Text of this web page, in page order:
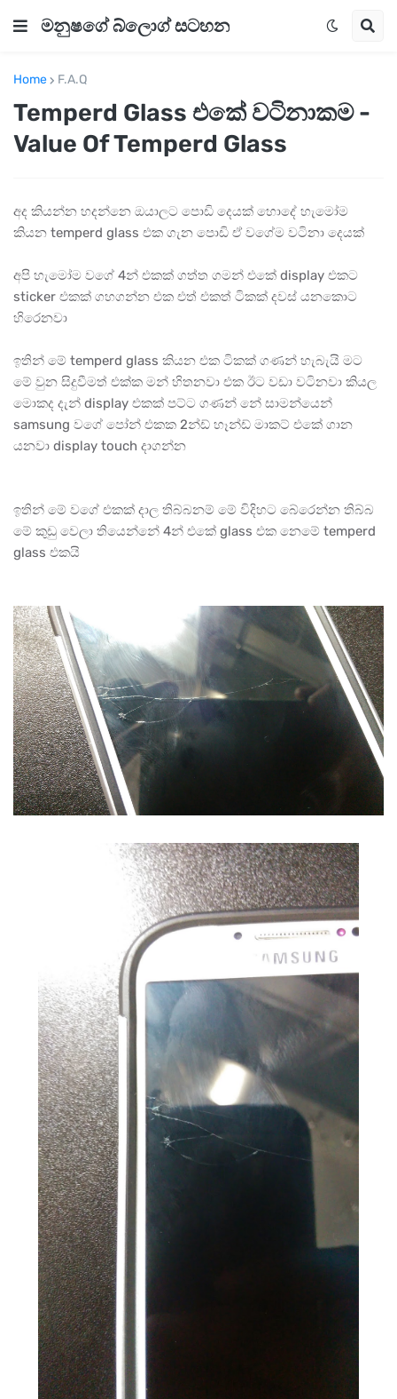
මනුෂගේ බ්ලොග් සටහන
Home F.A.Q
Temperd Glass එකේ වටිනාකම -
Value Of Temperd Glass
අද කියන්න හදන්නෙ ඔයාලට පොඩි දෙයක් හොදේ හැමෝම
කියන temperd glass එක ගැන පොඩි ඒ වගේම වටිනා දෙයක්
අපි හැමෝම වගේ 4න් එකක් ගත්ත ගමන් එකේ display එකට
sticker එකක් ගහගන්න එක එත් එකත් ටිකක් දවස් යනකොට
හිරෙනවා
ඉතින් මේ temperd glass කියන එක ටිකක් ගණන් හැබැයි මට
මේ වුන සිදුවීමත් එක්ක මන් හිතනවා එක ඊට වඩා වටිනවා කියල
මොකද දැන් display එකක් පට්ට ගණන් නේ සාමන්යෙන්
samsung වගේ පෝන් එකක 2න්ඩ් හෑන්ඩ් මාකට් එකේ ගාන
යනවා display touch දාගන්න
ඉතින් මේ වගේ එකක් දාල තිබ්බනම් මේ විදිහට බේරෙන්න තිබ්බ
මේ කුඩු වෙලා තියෙන්නේ 4න් එකේ glass එක නෙමේ temperd
glass එකයි